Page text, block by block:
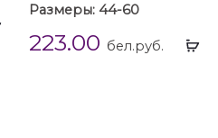
Выбрать
Размеры: 44-60
223.00 бел.руб.